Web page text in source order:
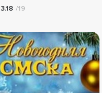
3.18 /19